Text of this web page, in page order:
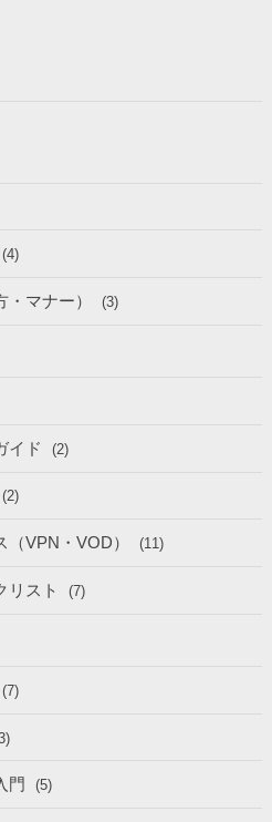
(4)
・マナー） (3)
イド (2)
(2)
（VPN・VOD） (11)
リスト (7)
(7)
門 (5)